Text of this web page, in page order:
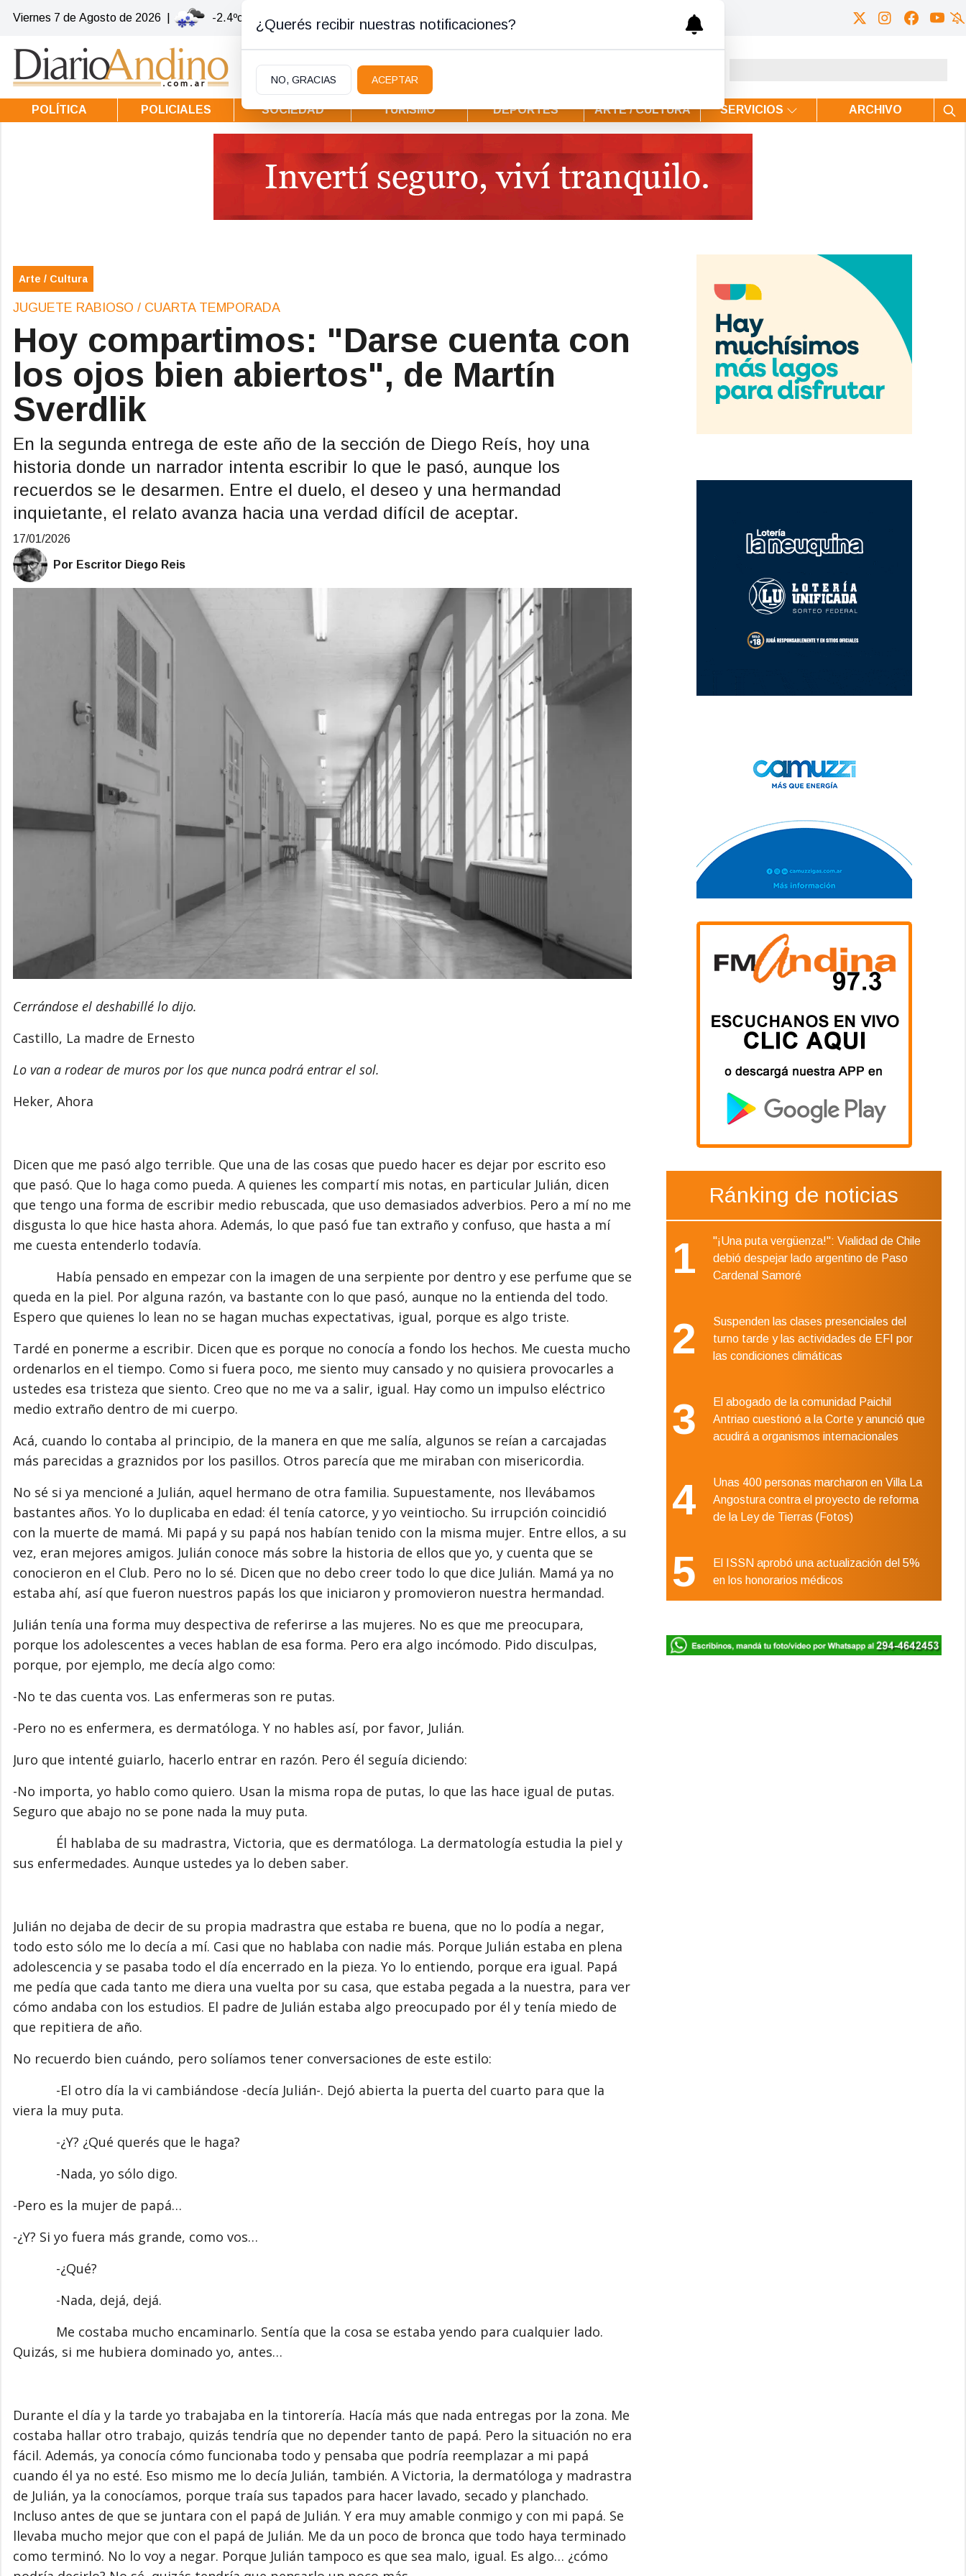
Viernes 7 de Agosto de 2026 -2.4ºc | Villa la Angostura
POLÍTICA POLICIALES SOCIEDAD TURISMO DEPORTES ARTE / CULTURA SERVICIOS ARCHIVO
Arte / Cultura
JUGUETE RABIOSO / CUARTA TEMPORADA
Hoy compartimos: "Darse cuenta con
los ojos bien abiertos", de Martín
Sverdlik
En la segunda entrega de este año de la sección de Diego Reís, hoy una
historia donde un narrador intenta escribir lo que le pasó, aunque los
recuerdos se le desarmen. Entre el duelo, el deseo y una hermandad
inquietante, el relato avanza hacia una verdad difícil de aceptar.
17/01/2026
Por Escritor Diego Reis
Cerrándose el deshabillé lo dijo.
Castillo, La madre de Ernesto
Lo van a rodear de muros por los que nunca podrá entrar el sol.
Heker, Ahora
Dicen que me pasó algo terrible. Que una de las cosas que puedo hacer es dejar por escrito eso
que pasó. Que lo haga como pueda. A quienes les compartí mis notas, en particular Julián, dicen
que tengo una forma de escribir medio rebuscada, que uso demasiados adverbios. Pero a mí no me
disgusta lo que hice hasta ahora. Además, lo que pasó fue tan extraño y confuso, que hasta a mí
me cuesta entenderlo todavía.
Había pensado en empezar con la imagen de una serpiente por dentro y ese perfume que se
queda en la piel. Por alguna razón, va bastante con lo que pasó, aunque no la entienda del todo.
Espero que quienes lo lean no se hagan muchas expectativas, igual, porque es algo triste.
Tardé en ponerme a escribir. Dicen que es porque no conocía a fondo los hechos. Me cuesta mucho
ordenarlos en el tiempo. Como si fuera poco, me siento muy cansado y no quisiera provocarles a
ustedes esa tristeza que siento. Creo que no me va a salir, igual. Hay como un impulso eléctrico
medio extraño dentro de mi cuerpo.
Acá, cuando lo contaba al principio, de la manera en que me salía, algunos se reían a carcajadas
más parecidas a graznidos por los pasillos. Otros parecía que me miraban con misericordia.
No sé si ya mencioné a Julián, aquel hermano de otra familia. Supuestamente, nos llevábamos
bastantes años. Yo lo duplicaba en edad: él tenía catorce, y yo veintiocho. Su irrupción coincidió
con la muerte de mamá. Mi papá y su papá nos habían tenido con la misma mujer. Entre ellos, a su
vez, eran mejores amigos. Julián conoce más sobre la historia de ellos que yo, y cuenta que se
conocieron en el Club. Pero no lo sé. Dicen que no debo creer todo lo que dice Julián. Mamá ya no
estaba ahí, así que fueron nuestros papás los que iniciaron y promovieron nuestra hermandad.
Julián tenía una forma muy despectiva de referirse a las mujeres. No es que me preocupara,
porque los adolescentes a veces hablan de esa forma. Pero era algo incómodo. Pido disculpas,
porque, por ejemplo, me decía algo como:
-No te das cuenta vos. Las enfermeras son re putas.
-Pero no es enfermera, es dermatóloga. Y no hables así, por favor, Julián.
Juro que intenté guiarlo, hacerlo entrar en razón. Pero él seguía diciendo:
-No importa, yo hablo como quiero. Usan la misma ropa de putas, lo que las hace igual de putas.
Seguro que abajo no se pone nada la muy puta.
Él hablaba de su madrastra, Victoria, que es dermatóloga. La dermatología estudia la piel y
sus enfermedades. Aunque ustedes ya lo deben saber.
Julián no dejaba de decir de su propia madrastra que estaba re buena, que no lo podía a negar,
todo esto sólo me lo decía a mí. Casi que no hablaba con nadie más. Porque Julián estaba en plena
adolescencia y se pasaba todo el día encerrado en la pieza. Yo lo entiendo, porque era igual. Papá
me pedía que cada tanto me diera una vuelta por su casa, que estaba pegada a la nuestra, para ver
cómo andaba con los estudios. El padre de Julián estaba algo preocupado por él y tenía miedo de
que repitiera de año.
No recuerdo bien cuándo, pero solíamos tener conversaciones de este estilo:
-El otro día la vi cambiándose -decía Julián-. Dejó abierta la puerta del cuarto para que la
viera la muy puta.
-¿Y? ¿Qué querés que le haga?
-Nada, yo sólo digo.
-Pero es la mujer de papá…
-¿Y? Si yo fuera más grande, como vos…
-¿Qué?
-Nada, dejá, dejá.
Me costaba mucho encaminarlo. Sentía que la cosa se estaba yendo para cualquier lado.
Quizás, si me hubiera dominado yo, antes…
Durante el día y la tarde yo trabajaba en la tintorería. Hacía más que nada entregas por la zona. Me
costaba hallar otro trabajo, quizás tendría que no depender tanto de papá. Pero la situación no era
fácil. Además, ya conocía cómo funcionaba todo y pensaba que podría reemplazar a mi papá
cuando él ya no esté. Eso mismo me lo decía Julián, también. A Victoria, la dermatóloga y madrastra
de Julián, ya la conocíamos, porque traía sus tapados para hacer lavado, secado y planchado.
Incluso antes de que se juntara con el papá de Julián. Y era muy amable conmigo y con mi papá. Se
llevaba mucho mejor que con el papá de Julián. Me da un poco de bronca que todo haya terminado
como terminó. No lo voy a negar. Porque Julián tampoco es que sea malo, igual. Es algo… ¿cómo
Ránking de noticias
1
"¡Una puta vergüenza!": Vialidad de Chile
debió despejar lado argentino de Paso
Cardenal Samoré
2
Suspenden las clases presenciales del
turno tarde y las actividades de EFI por
las condiciones climáticas
3
El abogado de la comunidad Paichil
Antriao cuestionó a la Corte y anunció que
acudirá a organismos internacionales
4
Unas 400 personas marcharon en Villa La
Angostura contra el proyecto de reforma
de la Ley de Tierras (Fotos)
5
El ISSN aprobó una actualización del 5%
en los honorarios médicos
¿Querés recibir nuestras notificaciones?
NO, GRACIAS ACEPTAR